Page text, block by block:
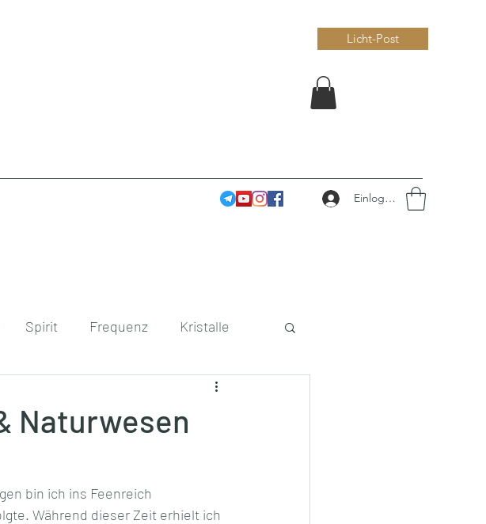
Licht-Post
Einloggen
Spirit Frequenz Kristalle
Naturwesen
bin ich ins Feenreich
Während dieser Zeit erhielt ich